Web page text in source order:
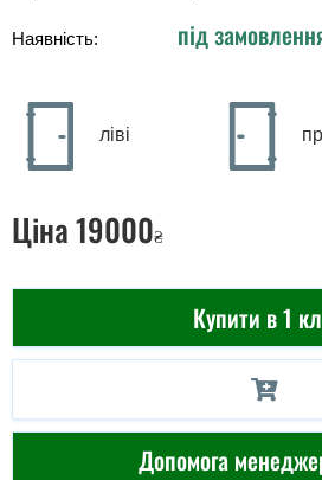
Наявність: під
ліві
Ціна19000₴
Купити в 1
Допомога